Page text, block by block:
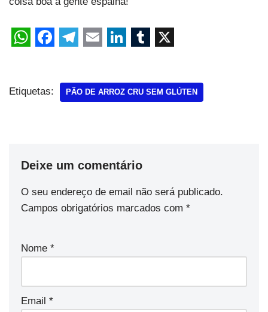
Etiquetas: PÃO DE ARROZ CRU SEM GLÚTEN
Deixe um comentário
O seu endereço de email não será publicado.
Campos obrigatórios marcados com *
Nome *
Email *